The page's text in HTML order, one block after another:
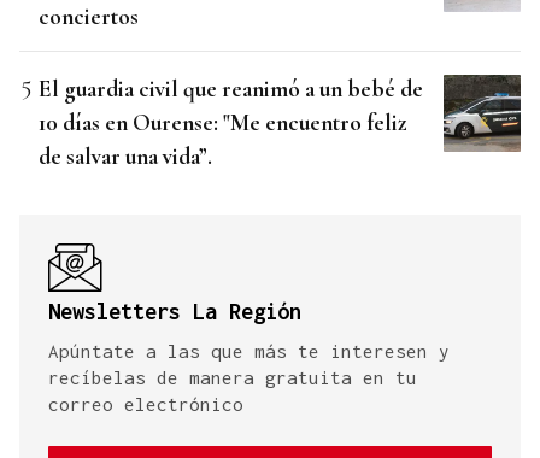
conciertos
El guardia civil que reanimó a un bebé de
10 días en Ourense: "Me encuentro feliz
de salvar una vida”.
Newsletters La Región
Apúntate a las que más te interesen y
recíbelas de manera gratuita en tu
correo electrónico